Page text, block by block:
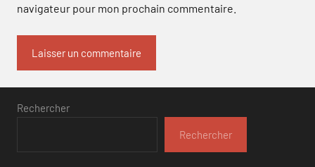
navigateur pour mon prochain commentaire.
Rechercher
Rechercher